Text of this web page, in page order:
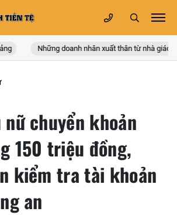
Những doanh nhân xuất thân từ nhà giáo
nữ chuyển khoản
150 triệu đồng,
kiểm tra tài khoản
an